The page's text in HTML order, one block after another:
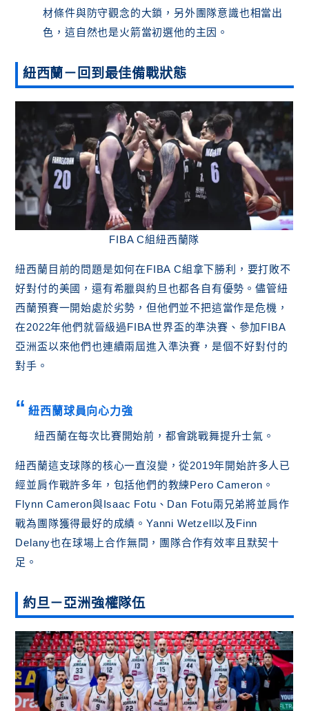
材條件與防守觀念的大鎖，另外團隊意識也相當出
色，這自然也是火箭當初選他的主因。
紐西蘭－回到最佳備戰狀態
FIBA C組紐西蘭隊
紐西蘭目前的問題是如何在FIBA C組拿下勝利，要打敗不
好對付的美國，還有希臘與約旦也都各自有優勢。儘管紐
西蘭預賽一開始處於劣勢，但他們並不把這當作是危機，
在2022年他們就晉級過FIBA世界盃的準決賽、參加FIBA
亞洲盃以來他們也連續兩屆進入準決賽，是個不好對付的
對手。
紐西蘭球員向心力強
紐西蘭在每次比賽開始前，都會跳戰舞提升士氣。
紐西蘭這支球隊的核心一直沒變，從2019年開始許多人已
經並肩作戰許多年，包括他們的教練Pero Cameron。
Flynn Cameron與Isaac Fotu、Dan Fotu兩兄弟將並肩作
戰為團隊獲得最好的成績。Yanni Wetzell以及Finn
Delany也在球場上合作無間，團隊合作有效率且默契十
足。
約旦－亞洲強權隊伍